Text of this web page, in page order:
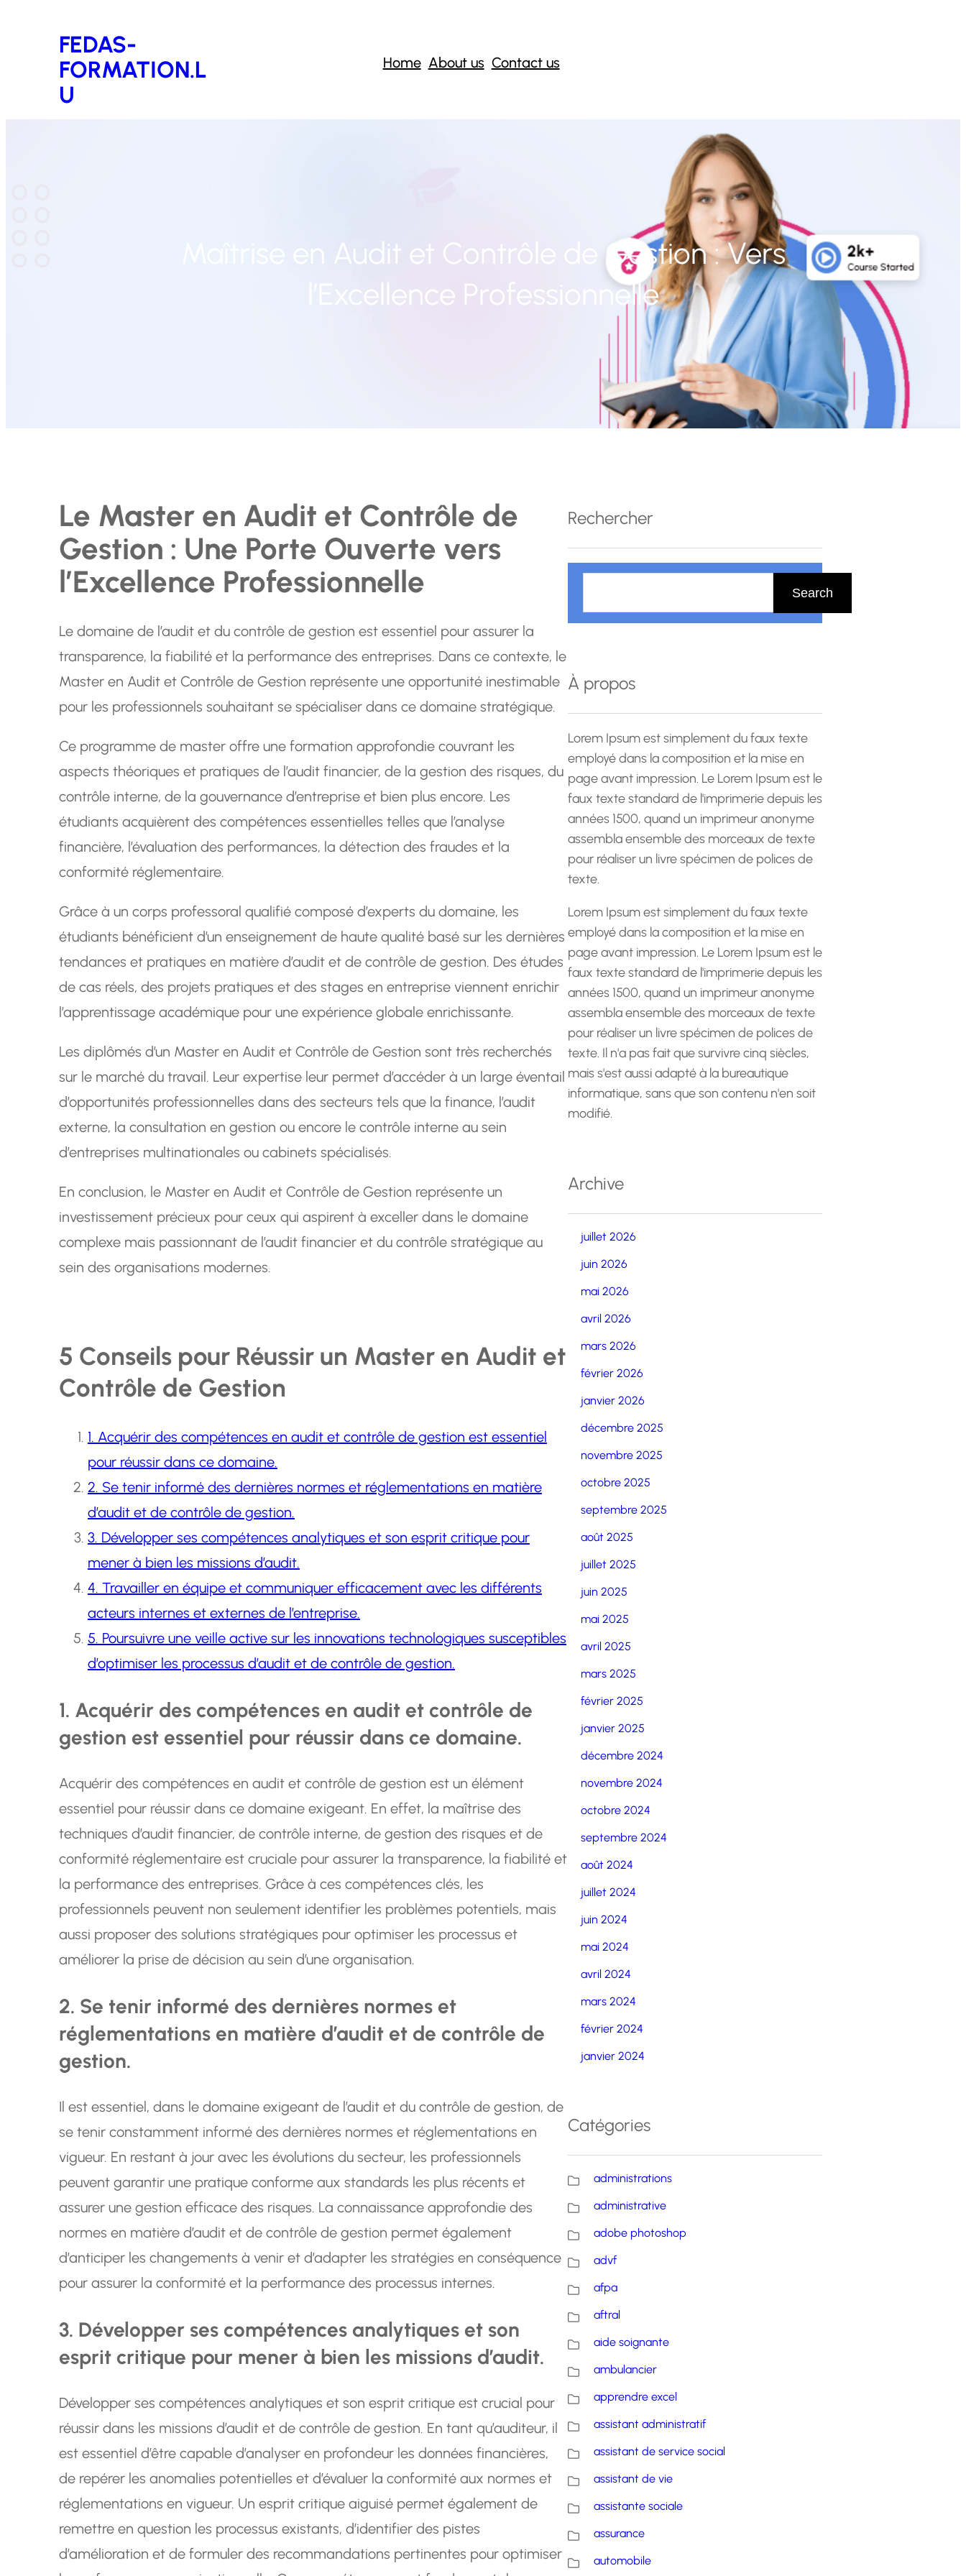
FEDAS-
FORMATION.L
U
Home About us Contact us
Maîtrise en Audit et Contrôle de Gestion : Vers
l’Excellence Professionnelle
Le Master en Audit et Contrôle de
Gestion : Une Porte Ouverte vers
l’Excellence Professionnelle
Le domaine de l’audit et du contrôle de gestion est essentiel pour assurer la
transparence, la fiabilité et la performance des entreprises. Dans ce contexte, le
Master en Audit et Contrôle de Gestion représente une opportunité inestimable
pour les professionnels souhaitant se spécialiser dans ce domaine stratégique.
Ce programme de master offre une formation approfondie couvrant les
aspects théoriques et pratiques de l’audit financier, de la gestion des risques, du
contrôle interne, de la gouvernance d’entreprise et bien plus encore. Les
étudiants acquièrent des compétences essentielles telles que l’analyse
financière, l’évaluation des performances, la détection des fraudes et la
conformité réglementaire.
Grâce à un corps professoral qualifié composé d’experts du domaine, les
étudiants bénéficient d’un enseignement de haute qualité basé sur les dernières
tendances et pratiques en matière d’audit et de contrôle de gestion. Des études
de cas réels, des projets pratiques et des stages en entreprise viennent enrichir
l’apprentissage académique pour une expérience globale enrichissante.
Les diplômés d’un Master en Audit et Contrôle de Gestion sont très recherchés
sur le marché du travail. Leur expertise leur permet d’accéder à un large éventail
d’opportunités professionnelles dans des secteurs tels que la finance, l’audit
externe, la consultation en gestion ou encore le contrôle interne au sein
d’entreprises multinationales ou cabinets spécialisés.
En conclusion, le Master en Audit et Contrôle de Gestion représente un
investissement précieux pour ceux qui aspirent à exceller dans le domaine
complexe mais passionnant de l’audit financier et du contrôle stratégique au
sein des organisations modernes.
5 Conseils pour Réussir un Master en Audit et
Contrôle de Gestion
1. Acquérir des compétences en audit et contrôle de gestion est essentiel
pour réussir dans ce domaine.
2. Se tenir informé des dernières normes et réglementations en matière
d’audit et de contrôle de gestion.
3. Développer ses compétences analytiques et son esprit critique pour
mener à bien les missions d’audit.
4. Travailler en équipe et communiquer efficacement avec les différents
acteurs internes et externes de l’entreprise.
5. Poursuivre une veille active sur les innovations technologiques susceptibles
d’optimiser les processus d’audit et de contrôle de gestion.
1. Acquérir des compétences en audit et contrôle de
gestion est essentiel pour réussir dans ce domaine.
Acquérir des compétences en audit et contrôle de gestion est un élément
essentiel pour réussir dans ce domaine exigeant. En effet, la maîtrise des
techniques d’audit financier, de contrôle interne, de gestion des risques et de
conformité réglementaire est cruciale pour assurer la transparence, la fiabilité et
la performance des entreprises. Grâce à ces compétences clés, les
professionnels peuvent non seulement identifier les problèmes potentiels, mais
aussi proposer des solutions stratégiques pour optimiser les processus et
améliorer la prise de décision au sein d’une organisation.
2. Se tenir informé des dernières normes et
réglementations en matière d’audit et de contrôle de
gestion.
Il est essentiel, dans le domaine exigeant de l’audit et du contrôle de gestion, de
se tenir constamment informé des dernières normes et réglementations en
vigueur. En restant à jour avec les évolutions du secteur, les professionnels
peuvent garantir une pratique conforme aux standards les plus récents et
assurer une gestion efficace des risques. La connaissance approfondie des
normes en matière d’audit et de contrôle de gestion permet également
d’anticiper les changements à venir et d’adapter les stratégies en conséquence
pour assurer la conformité et la performance des processus internes.
3. Développer ses compétences analytiques et son
esprit critique pour mener à bien les missions d’audit.
Développer ses compétences analytiques et son esprit critique est crucial pour
réussir dans les missions d’audit et de contrôle de gestion. En tant qu’auditeur, il
est essentiel d’être capable d’analyser en profondeur les données financières,
de repérer les anomalies potentielles et d’évaluer la conformité aux normes et
réglementations en vigueur. Un esprit critique aiguisé permet également de
remettre en question les processus existants, d’identifier des pistes
d’amélioration et de formuler des recommandations pertinentes pour optimiser
Rechercher
r
c
h
e
Search
À propos
Lorem Ipsum est simplement du faux texte
employé dans la composition et la mise en
page avant impression. Le Lorem Ipsum est le
faux texte standard de l'imprimerie depuis les
années 1500, quand un imprimeur anonyme
assembla ensemble des morceaux de texte
pour réaliser un livre spécimen de polices de
texte.
Lorem Ipsum est simplement du faux texte
employé dans la composition et la mise en
page avant impression. Le Lorem Ipsum est le
faux texte standard de l'imprimerie depuis les
années 1500, quand un imprimeur anonyme
assembla ensemble des morceaux de texte
pour réaliser un livre spécimen de polices de
texte. Il n'a pas fait que survivre cinq siècles,
mais s'est aussi adapté à la bureautique
informatique, sans que son contenu n'en soit
modifié.
Archive
juillet 2026
juin 2026
mai 2026
avril 2026
mars 2026
février 2026
janvier 2026
décembre 2025
novembre 2025
octobre 2025
septembre 2025
août 2025
juillet 2025
juin 2025
mai 2025
avril 2025
mars 2025
février 2025
janvier 2025
décembre 2024
novembre 2024
octobre 2024
septembre 2024
août 2024
juillet 2024
juin 2024
mai 2024
avril 2024
mars 2024
février 2024
janvier 2024
Catégories
administrations
administrative
adobe photoshop
advf
afpa
aftral
aide soignante
ambulancier
apprendre excel
assistant administratif
assistant de service social
assistant de vie
assistante sociale
assurance
automobile